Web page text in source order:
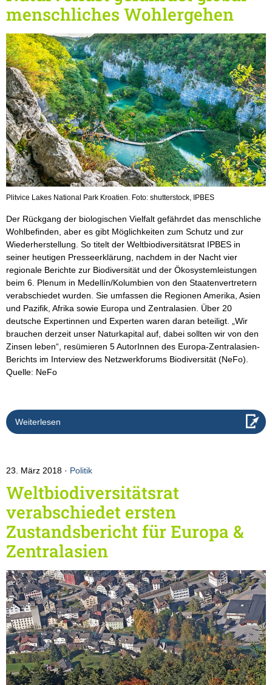
menschliches Wohlergehen
Plitvice Lakes National Park Kroatien. Foto: shutterstock, IPBES
Der Rückgang der biologischen Vielfalt gefährdet das menschliche
Wohlbefinden, aber es gibt Möglichkeiten zum Schutz und zur
Wiederherstellung. So titelt der Weltbiodiversitätsrat IPBES in
seiner heutigen Presseerklärung, nachdem in der Nacht vier
regionale Berichte zur Biodiversität und der Ökosystemleistungen
beim 6. Plenum in Medellín/Kolumbien von den Staatenvertretern
verabschiedet wurden. Sie umfassen die Regionen Amerika, Asien
und Pazifik, Afrika sowie Europa und Zentralasien. Über 20
deutsche Expertinnen und Experten waren daran beteiligt. „Wir
brauchen derzeit unser Naturkapital auf, dabei sollten wir von den
Zinsen leben“, resümieren 5 AutorInnen des Europa-Zentralasien-
Berichts im Interview des Netzwerkforums Biodiversität (NeFo).
Quelle: NeFo
Weiterlesen
23. März 2018 Politik
Weltbiodiversitätsrat
verabschiedet ersten
Zustandsbericht für Europa &
Zentralasien